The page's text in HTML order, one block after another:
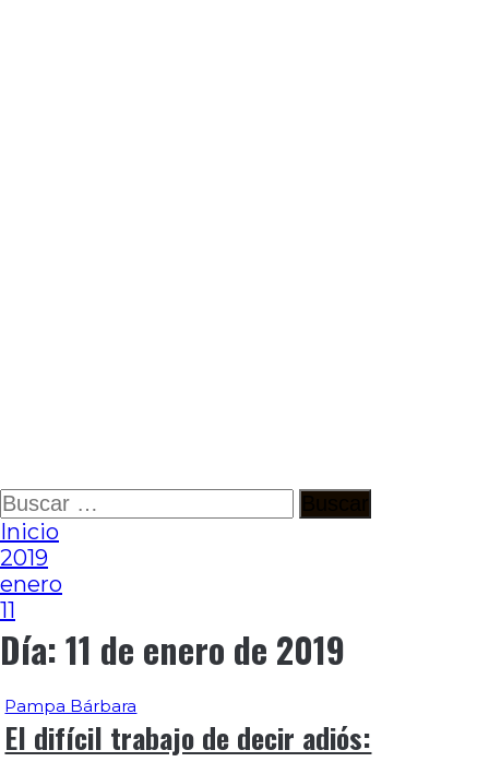
Ir
al
contenido
Buscar:
Inicio
2019
enero
11
Día:11 de enero de 2019
Pampa Bárbara
El difícil trabajo de decir adiós: